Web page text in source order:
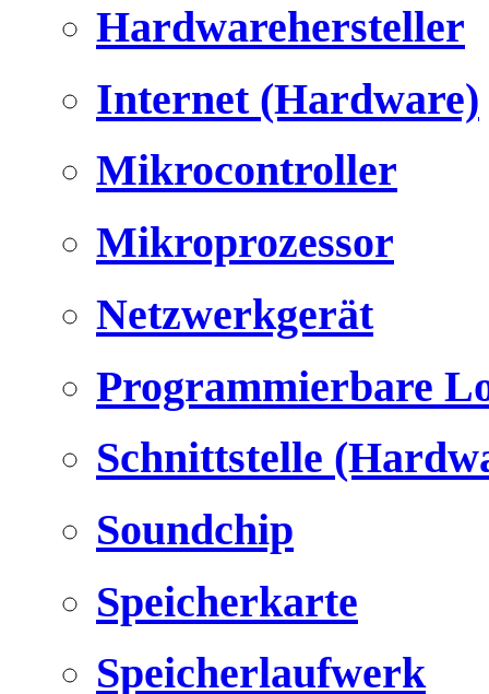
Hardwarehersteller
Internet (Hardware)
Mikrocontroller
Mikroprozessor
Netzwerkgerät
Programmierbare
Schnittstelle
Soundchip
Speicherkarte
Speicherlaufwerk